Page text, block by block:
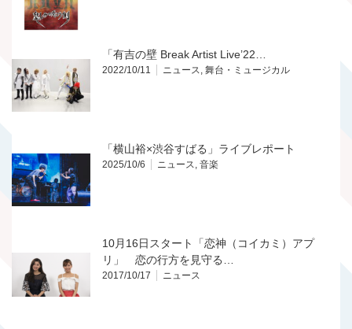
「有吉の壁 Break Artist Live’22…
2022/10/11 ニュース 舞台・ミュージカル
「横山裕×渋谷すばる」ライブレポート
2025/10/6 ニュース 音楽
10月16日スタート「恋神（コイカミ）アプ
リ」 恋の行方を見守る…
2017/10/17 ニュース